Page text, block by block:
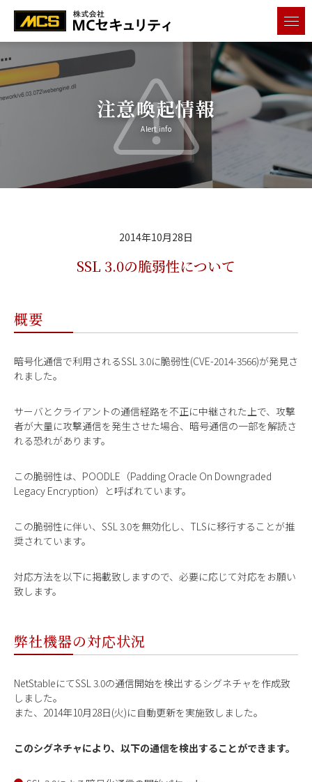
メニ
注意喚起情報
Alert info
2014年10月28日
SSL 3.0の脆弱性について
概要
暗号化通信で利用されるSSL 3.0に脆弱性(CVE-2014-3566)が発見さ
れました。
サーバとクライアントの通信経路を不正に中継された上で、攻撃
者が大量に攻撃通信を発生させた場合、暗号通信の一部を解読さ
れる恐れがあります。
この脆弱性は、POODLE（Padding Oracle On Downgraded
Legacy Encryption）と呼ばれています。
この脆弱性に伴い、SSL 3.0を無効化し、TLSに移行することが推
奨されています。
対応方法を以下に掲載致しますので、必要に応じて対応をお願い
致します。
弊社機器の対応状況
NetStableにてSSL 3.0の通信開始を検出するシグネチャを作成致
しました。
また、2014年10月28日(火)に自動更新を実施致しました。
このシグネチャにより、以下の通信を検出することができます。